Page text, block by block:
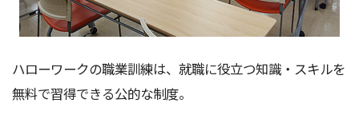
ハローワークの職業訓練は、就職に役立つ知識・スキルを
無料で習得できる公的な制度。